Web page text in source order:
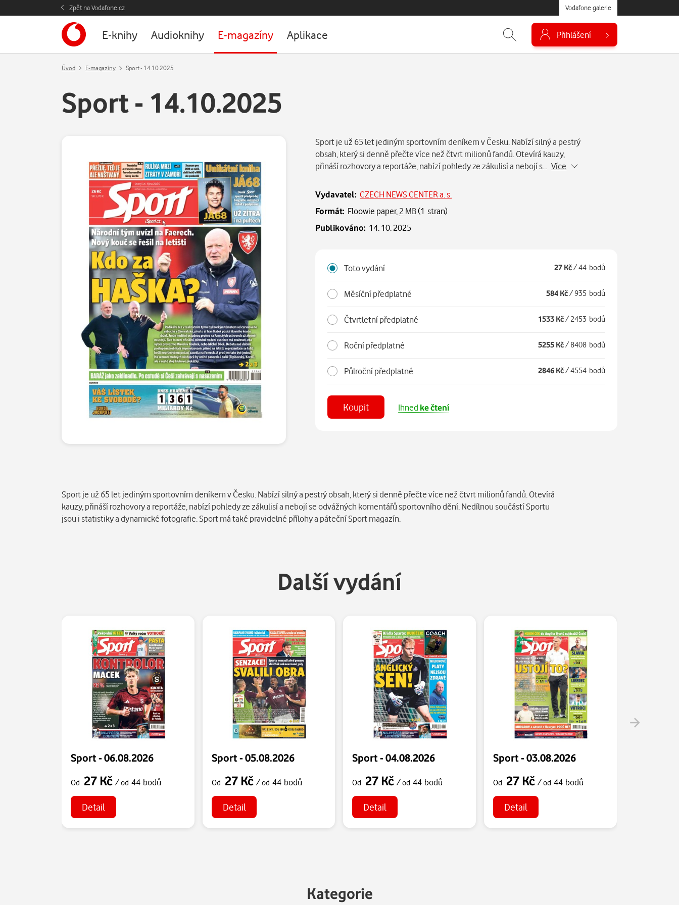
Zpět na Vodafone.cz Vodafone galerie
E-knihy Audioknihy E-magazíny Aplikace Přihlášení
Úvod E-magazíny Sport - 14.10.2025
Sport - 14.10.2025
Sport je už 65 let jediným sportovním deníkem v Česku. Nabízí silný a pestrý
obsah, který si denně přečte více než čtvrt milionů fandů. Otevírá kauzy,
přináší rozhovory a reportáže, nabízí pohledy ze zákulisí a nebojí s…Více
Vydavatel: CZECH NEWS CENTER a. s.
Formát: Floowie paper, 2 MB(1 stran)
Publikováno: 14. 10. 2025
Toto vydání 27 Kč/44 bodů
Měsíční předplatné 584 Kč/ 935 bodů
Čtvrtletní předplatné 1533 Kč/ 2453 bodů
Roční předplatné 5255 Kč/ 8408 bodů
Půlroční předplatné 2846 Kč/4554 bodů
Koupit Ihned ke čtení
Sport je už 65 let jediným sportovním deníkem v Česku. Nabízí silný a pestrý obsah, který si denně přečte více než čtvrt milionů fandů. Otevírá
kauzy, přináší rozhovory a reportáže, nabízí pohledy ze zákulisí a nebojí se odvážných komentářů sportovního dění. Nedílnou součástí Sportu
jsou i statistiky a dynamické fotografie. Sport má také pravidelné přílohy a páteční Sport magazín.
Další vydání
Sport - 06.08.2026
Od 27 Kč /od 44 bodů
Detail
Sport - 05.08.2026
Od 27 Kč /od 44 bodů
Detail
Sport - 04.08.2026
Od 27 Kč/od 44 bodů
Detail
Sport - 03.08.2026
Od 27 Kč/od 44 bodů
Detail
Kategorie